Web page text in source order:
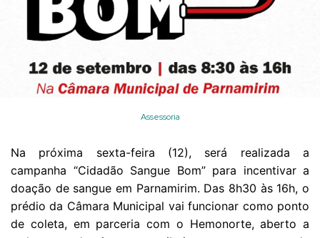
Assessoria
Na próxima sexta-feira (12), será realizada a
campanha “Cidadão Sangue Bom” para incentivar a
doação de sangue em Parnamirim. Das 8h30 às 16h, o
prédio da Câmara Municipal vai funcionar como ponto
de coleta, em parceria com o Hemonorte, aberto a